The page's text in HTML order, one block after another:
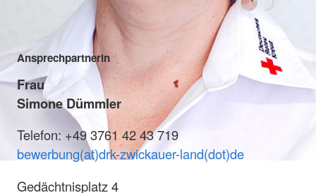
Ansprechpartnerin
Frau
Simone Dümmler
Telefon: +49 3761 42 43 719
bewerbung(at)drk-zwickauer-land(dot)de
Gedächtnisplatz 4